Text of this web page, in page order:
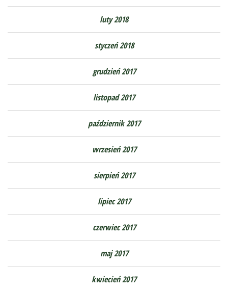
luty 2018
styczeń 2018
grudzień 2017
listopad 2017
październik 2017
wrzesień 2017
sierpień 2017
lipiec 2017
czerwiec 2017
maj 2017
kwiecień 2017